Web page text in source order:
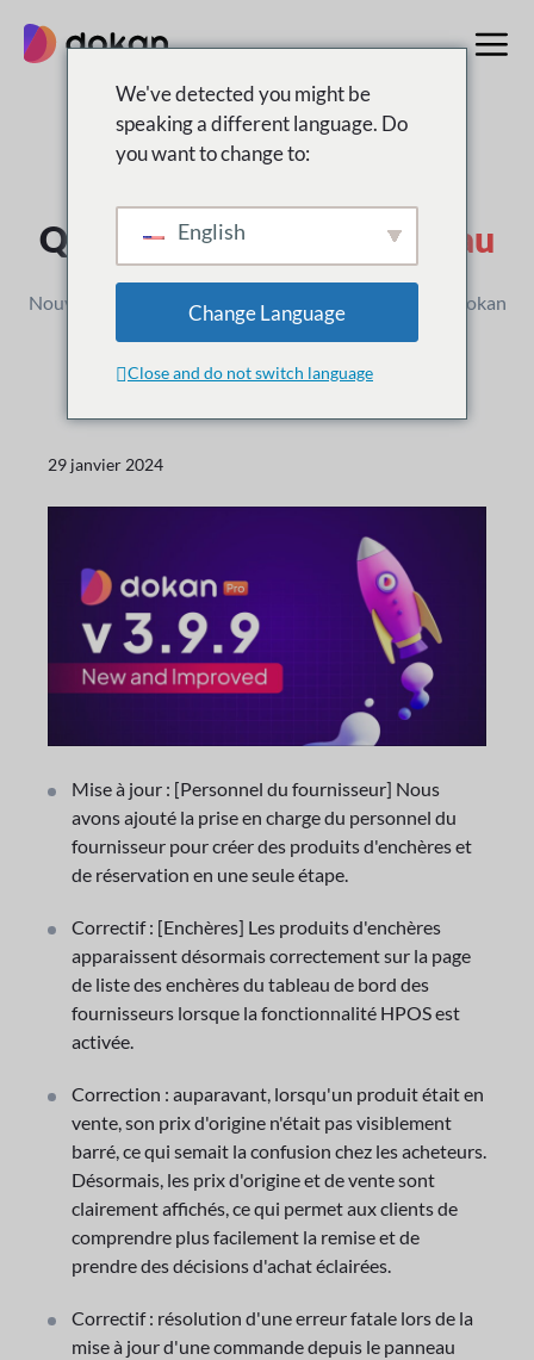
contenu
Qu'est-ce que c'est Nouveau
Nouvelles versions, améliorations et mises à jour de Dokan
29 janvier 2024
Mise à jour : [Personnel du fournisseur] Nous
avons ajouté la prise en charge du personnel du
fournisseur pour créer des produits d'enchères et
de réservation en une seule étape.
Correctif : [Enchères] Les produits d'enchères
apparaissent désormais correctement sur la page
de liste des enchères du tableau de bord des
fournisseurs lorsque la fonctionnalité HPOS est
activée.
Correction : auparavant, lorsqu'un produit était en
vente, son prix d'origine n'était pas visiblement
barré, ce qui semait la confusion chez les acheteurs.
Désormais, les prix d'origine et de vente sont
clairement affichés, ce qui permet aux clients de
comprendre plus facilement la remise et de
prendre des décisions d'achat éclairées.
Correctif : résolution d'une erreur fatale lors de la
mise à jour d'une commande depuis le panneau
We've detected you might be
speaking a different language. Do
you want to change to:
English
Change Language
Close and do not switch language